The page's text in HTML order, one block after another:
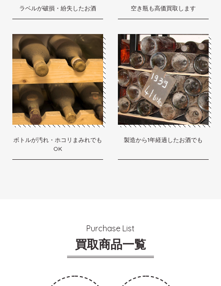
ラベルが破損・紛失したお酒 空き瓶も高価買取します
ボトルが汚れ・ホコリまみれでも
OK
製造から1年経過したお酒でも
Purchase List
買取商品一覧